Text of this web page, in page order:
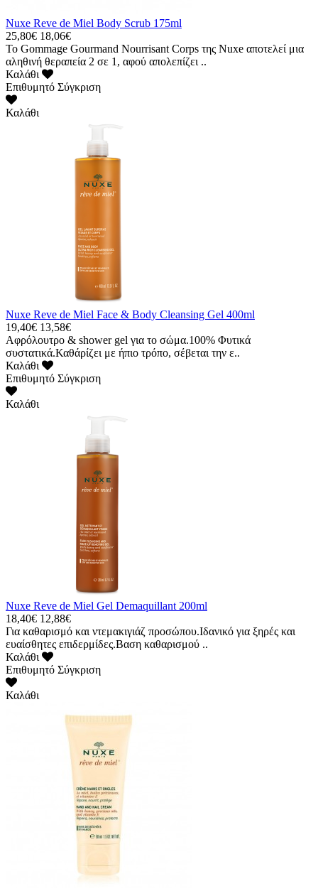
Nuxe Reve de Miel Body Scrub 175ml
25,80€ 18,06€
Το Gommage Gourmand Nourrisant Corps της Nuxe αποτελεί μια
αληθινή θεραπεία 2 σε 1, αφού απολεπίζει ..
Καλάθι
Επιθυμητό Σύγκριση
Καλάθι
Nuxe Reve de Miel Face & Body Cleansing Gel 400ml
19,40€ 13,58€
Αφρόλουτρο & shower gel για το σώμα.100% Φυτικά
συστατικά.Καθάρίζει με ήπιο τρόπο, σέβεται την ε..
Καλάθι
Επιθυμητό Σύγκριση
Καλάθι
Nuxe Reve de Miel Gel Demaquillant 200ml
18,40€ 12,88€
Για καθαρισμό και ντεμακιγιάζ προσώπου.Ιδανικό για ξηρές και
ευαίσθητες επιδερμίδες.Βαση καθαρισμού ..
Καλάθι
Επιθυμητό Σύγκριση
Καλάθι